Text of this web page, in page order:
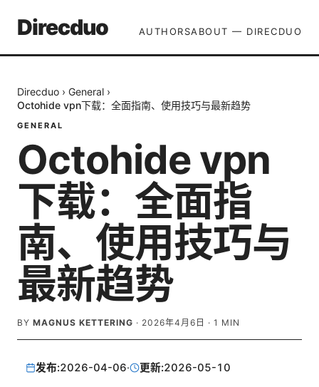
Direcduo AUTHORSABOUT — DIRECDUO
Direcduo › General ›
Octohide vpn下载：全面指南、使用技巧与最新趋势
GENERAL
Octohide vpn
下载：全面指
南、使用技巧与
最新趋势
BY MAGNUS KETTERING · 2026年4月6日 · 1 MIN
发布:2026-04-06· 更新:2026-05-10